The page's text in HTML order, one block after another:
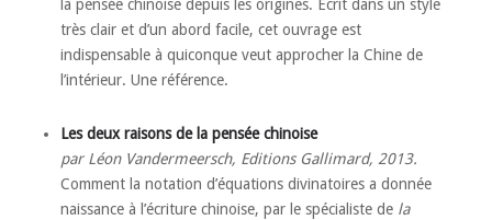
la pensée chinoise depuis les origines. Ecrit dans un style
très clair et d’un abord facile, cet ouvrage est
indispensable à quiconque veut approcher la Chine de
l’intérieur. Une référence.
Les deux raisons de la pensée chinoise
par Léon Vandermeersch, Editions Gallimard, 2013.
Comment la notation d’équations divinatoires a donnée
naissance à l’écriture chinoise, par le spécialiste de la